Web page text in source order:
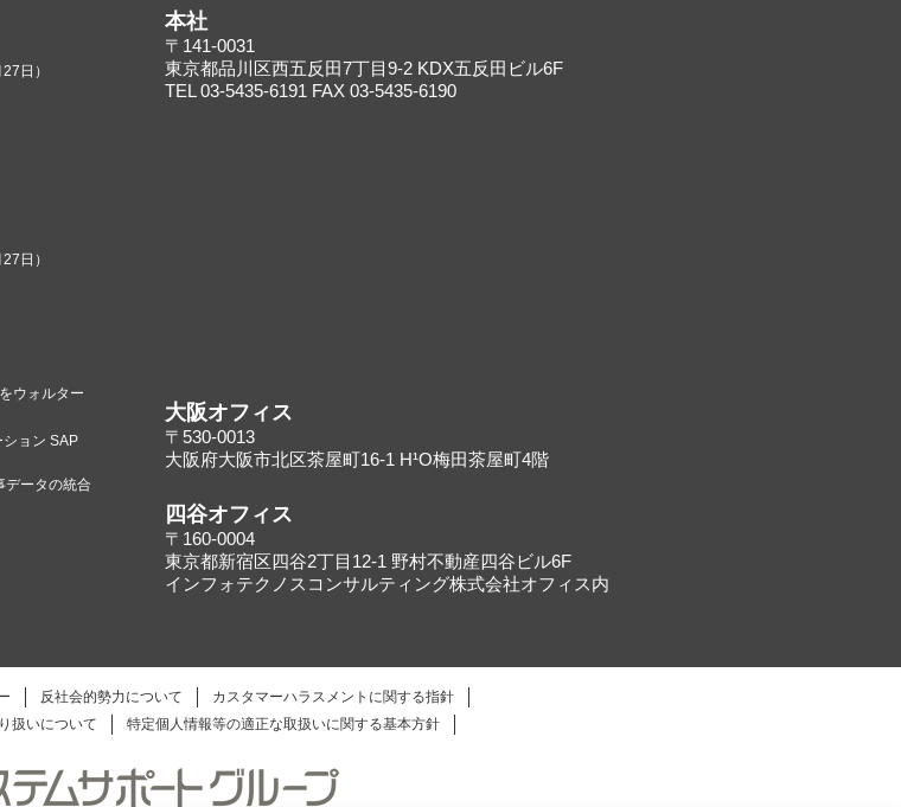
日）
日）
ウォルター
ョン SAP
データの統合
本社
〒141-0031
東京都品川区西五反田7丁目9-2 KDX五反田ビル6F
TEL 03-5435-6191 FAX 03-5435-6190
大阪オフィス
〒530-0013
大阪府大阪市北区茶屋町16-1 H¹O梅田茶屋町4階
四谷オフィス
〒160-0004
東京都新宿区四谷2丁目12-1 野村不動産四谷ビル6F
インフォテクノスコンサルティング株式会社オフィス内
反社会的勢力について
カスタマーハラスメントに関する指針
扱いについて 特定個人情報等の適正な取扱いに関する基本方針